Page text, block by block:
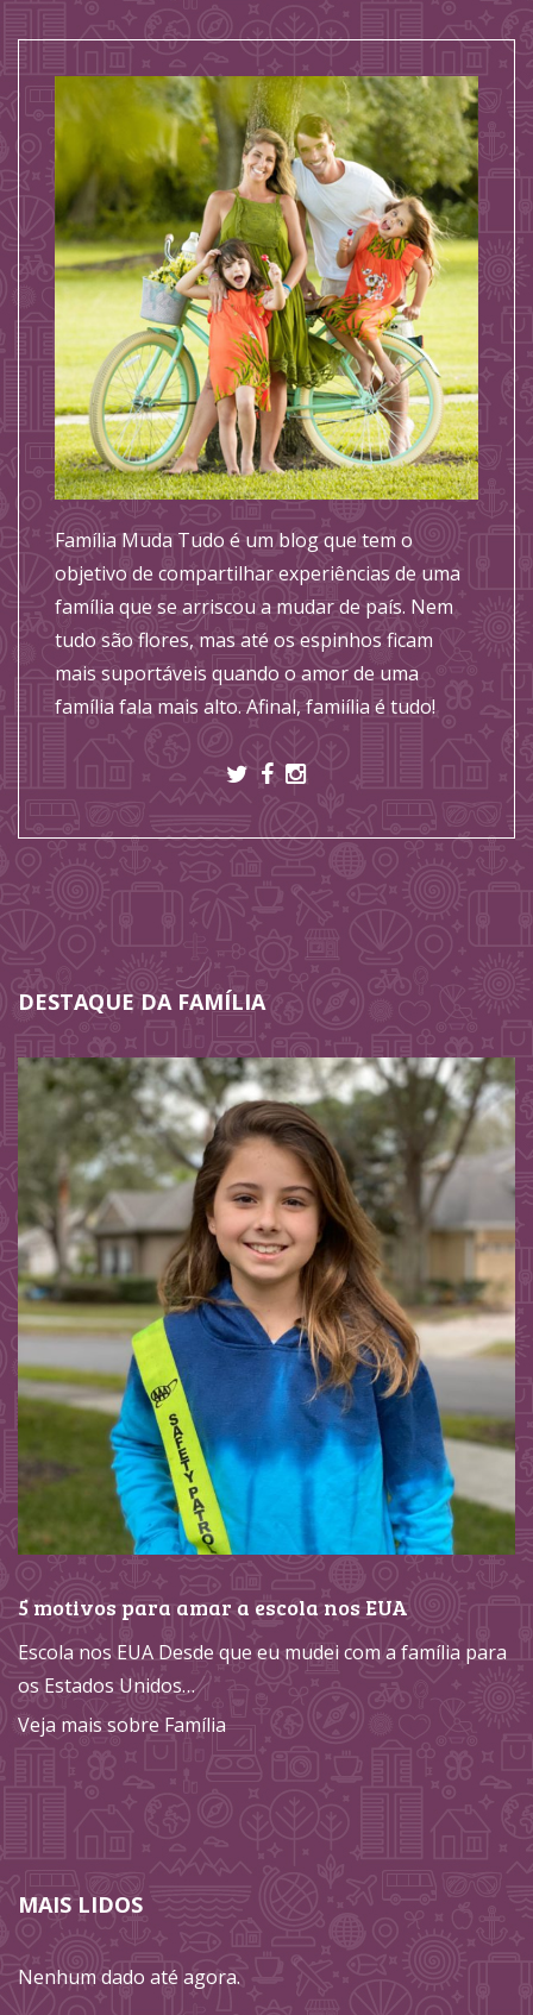
Família Muda Tudo é um blog que tem o
objetivo de compartilhar experiências de uma
família que se arriscou a mudar de país. Nem
tudo são flores, mas até os espinhos ficam
mais suportáveis quando o amor de uma
família fala mais alto. Afinal, famiília é tudo!
DESTAQUE DA FAMÍLIA
5 motivos para amar a escola nos EUA
Escola nos EUA Desde que eu mudei com a família para
os Estados Unidos…
Veja mais sobre Família
MAIS LIDOS
Nenhum dado até agora.